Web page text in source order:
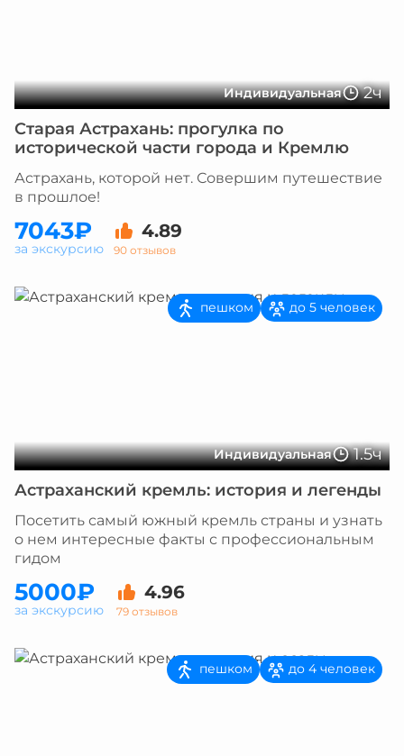
Индивидуальная 2ч
Старая Астрахань: прогулка по
исторической части города и Кремлю
Астрахань, которой нет. Совершим путешествие
в прошлое!
7043₽ 4.89
90 отзывов
за экскурсию
Индивидуальная 1.5ч
пешком до 5 человек
Астраханский кремль: история и легенды
Посетить самый южный кремль страны и узнать
о нем интересные факты с профессиональным
гидом
5000₽ 4.96
79 отзывов
за экскурсию
пешком до 4 человек